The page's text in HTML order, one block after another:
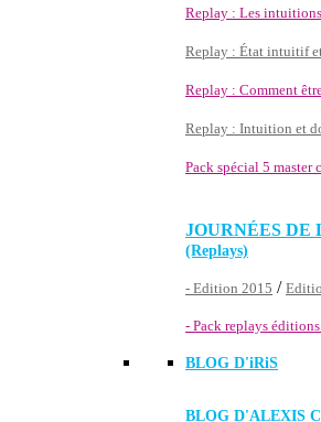
Replay : Les
Replay : État intuitif
Replay : Comment
Replay : Intuition et
Pack spécial 5 master
JOURNÉES
(Replays)
- Edition 2015 /
- Pack replays
BLOG D'iRiS
BLOG D'ALEXIS